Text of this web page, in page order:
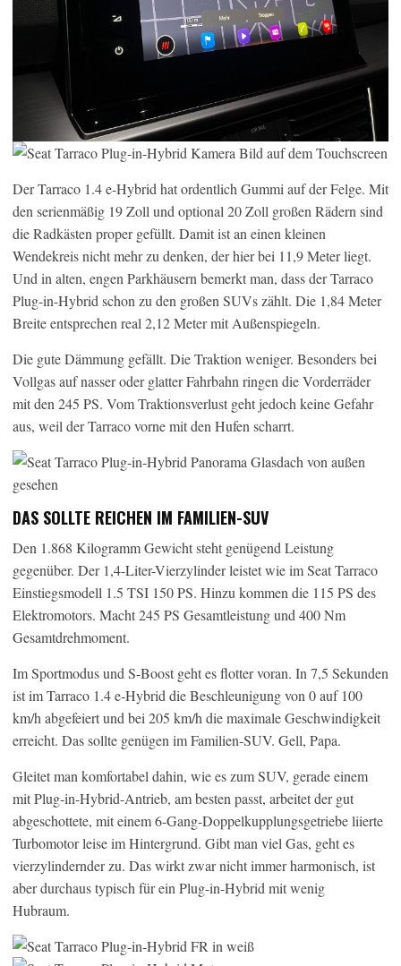
Der Tarraco 1.4 e-Hybrid hat ordentlich Gummi auf der Felge. Mit
den serienmäßig 19 Zoll und optional 20 Zoll großen Rädern sind
die Radkästen proper gefüllt. Damit ist an einen kleinen
Wendekreis nicht mehr zu denken, der hier bei 11,9 Meter liegt.
Und in alten, engen Parkhäusern bemerkt man, dass der Tarraco
Plug-in-Hybrid schon zu den großen SUVs zählt. Die 1,84 Meter
Breite entsprechen real 2,12 Meter mit Außenspiegeln.
Die gute Dämmung gefällt. Die Traktion weniger. Besonders bei
Vollgas auf nasser oder glatter Fahrbahn ringen die Vorderräder
mit den 245 PS. Vom Traktionsverlust geht jedoch keine Gefahr
aus, weil der Tarraco vorne mit den Hufen scharrt.
DAS SOLLTE REICHEN IM FAMILIEN-SUV
Den 1.868 Kilogramm Gewicht steht genügend Leistung
gegenüber. Der 1,4-Liter-Vierzylinder leistet wie im Seat Tarraco
Einstiegsmodell 1.5 TSI 150 PS. Hinzu kommen die 115 PS des
Elektromotors. Macht 245 PS Gesamtleistung und 400 Nm
Gesamtdrehmoment.
Im Sportmodus und S-Boost geht es flotter voran. In 7,5 Sekunden
ist im Tarraco 1.4 e-Hybrid die Beschleunigung von 0 auf 100
km/h abgefeiert und bei 205 km/h die maximale Geschwindigkeit
erreicht. Das sollte genügen im Familien-SUV. Gell, Papa.
Gleitet man komfortabel dahin, wie es zum SUV, gerade einem
mit Plug-in-Hybrid-Antrieb, am besten passt, arbeitet der gut
abgeschottete, mit einem 6-Gang-Doppelkupplungsgetriebe liierte
Turbomotor leise im Hintergrund. Gibt man viel Gas, geht es
vierzylindernder zu. Das wirkt zwar nicht immer harmonisch, ist
aber durchaus typisch für ein Plug-in-Hybrid mit wenig
Hubraum.